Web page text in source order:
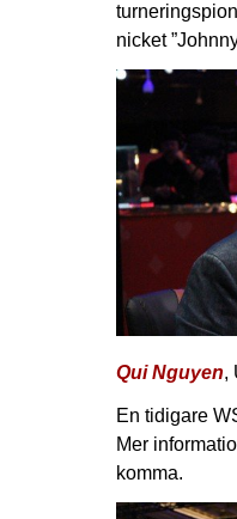
nicket
Qui Nguyen,
En tidigare
Mer
komma.